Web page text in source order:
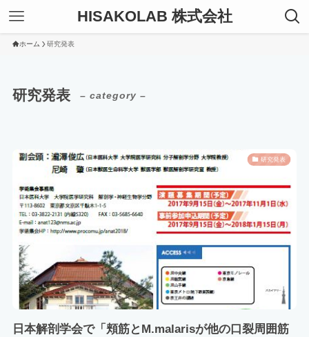
HISAKOLAB 株式会社
ホーム 研究発表
研究発表 – category –
研究発表
日本解剖学会で「頬筋とM.malarisが他の口裂周囲筋